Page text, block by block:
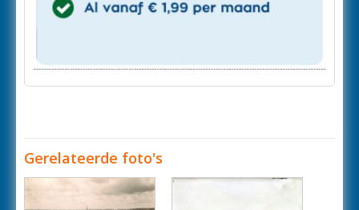
Gerelateerde foto's